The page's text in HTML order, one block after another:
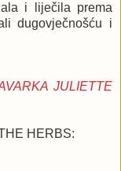
i liječila prema
dugovječnošću i
JULIETTE
HERBS: